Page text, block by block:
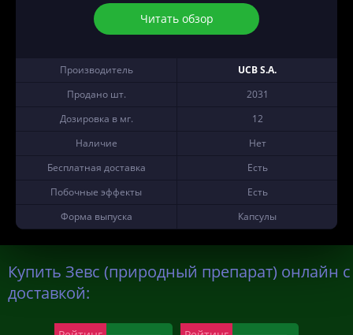
Читать обзор
Производитель
UCB S.A.
Продано шт.
2031
Дозировка в мг.
12
Наличие
Нет
Бесплатная доставка
Есть
Побочные эффекты
Есть
Форма выпуска
Капсулы
Купить Зевс (природный препарат) онлайн с
доставкой: